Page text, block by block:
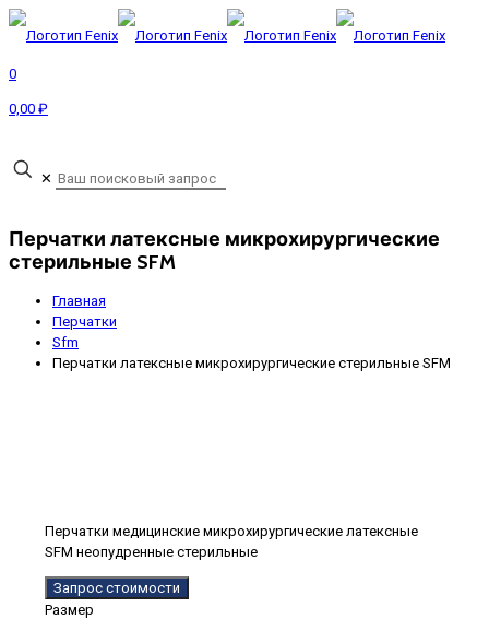
0
0,00 ₽
✕
Перчатки латексные микрохирургические
стерильные SFM
Главная
Перчатки
Sfm
Перчатки латексные микрохирургические стерильные SFM
Перчатки медицинские микрохирургические латексные
SFM неопудренные стерильные
Запрос стоимости
Размер